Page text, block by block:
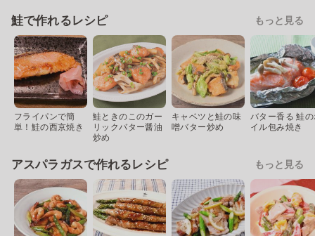
鮭で作れるレシピ もっと見る
フライパンで簡
単！鮭の西京焼き
鮭ときのこのガー
リックバター醤油
炒め
キャベツと鮭の味
噌バター炒め
バター香る 鮭
イル包み焼き
アスパラガスで作れるレシピ もっと見る